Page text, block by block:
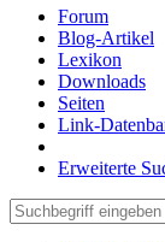
Forum
Blog-Artikel
Lexikon
Downloads
Seiten
Link-
Erweiterte